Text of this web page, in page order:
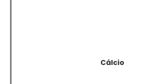
Cálcio